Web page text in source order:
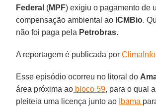
Federal (MPF) exigiu o pagamento de
compensação ambiental ao ICMBio.
não foi paga pela Petrobras.
A reportagem é publicada porClimaInfo
Esse episódio ocorreu no litoral do
área próxima ao bloco 59, para o qual
pleiteia uma licença junto ao Ibama